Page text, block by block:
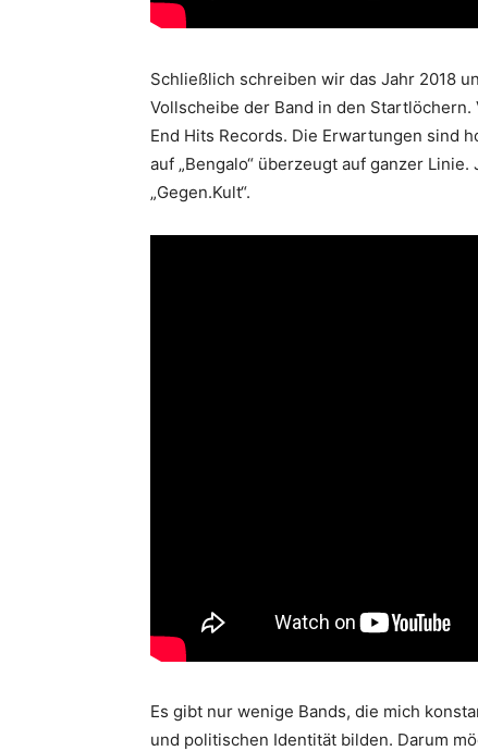
Schließlich schreiben wir das Jahr 2018
Vollscheibe der Band in den
End Hits Records. Die Erwartungen sind
auf „Bengalo“ überzeugt auf ganzer
„Gegen.Kult“.
Es gibt nur wenige Bands, die mich
und politischen Identität bilden. Darum